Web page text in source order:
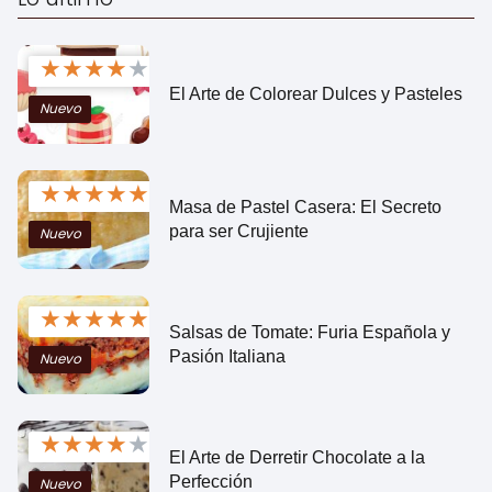
★★★★★
Nuevo
El Arte de Colorear Dulces y Pasteles
★★★★★
Nuevo
Masa de Pastel Casera: El Secreto
para ser Crujiente
★★★★★
Nuevo
Salsas de Tomate: Furia Española y
Pasión Italiana
★★★★★
Nuevo
El Arte de Derretir Chocolate a la
Perfección